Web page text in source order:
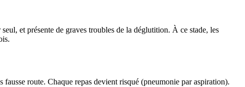
et présente de graves troubles de la déglutition. À ce stade, les
fausse route. Chaque repas devient risqué (pneumonie par aspiration).